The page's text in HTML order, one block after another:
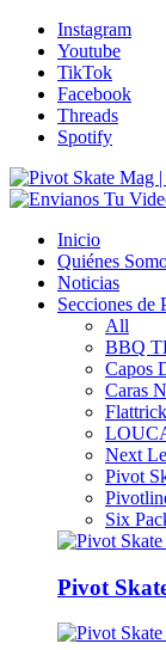
Instagram
Youtube
TikTok
Facebook
Threads
Spotify
Inicio
Quiénes
Noticias
Secciones de
All
BBQ
Capos
Caras
Next
Pivot
Six
Pivot